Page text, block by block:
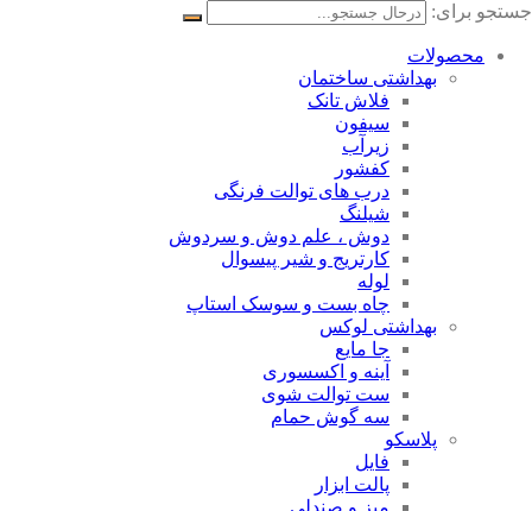
جستجو برای:
محصولات
بهداشتی ساختمان
فلاش تانک
سیفون
زیرآب
کفشور
درب های توالت فرنگی
شیلنگ
دوش ، علم دوش و سردوش
کارتریج و شیر پیسوال
لوله
چاه بست و سوسک استاپ
بهداشتی لوکس
جا مایع
آینه و اکسسوری
ست توالت شوی
سه گوش حمام
پلاسکو
فایل
پالت ابزار
میز و صندلی